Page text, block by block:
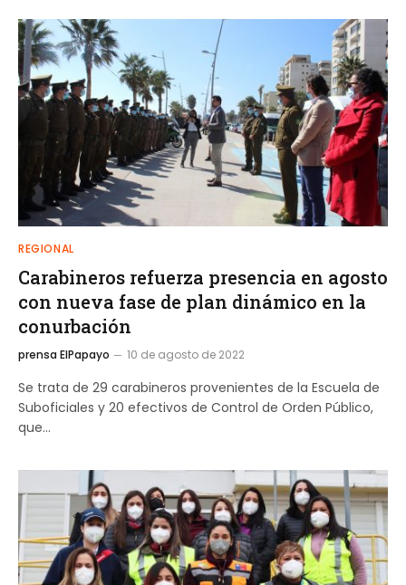
REGIONAL
Carabineros refuerza presencia en agosto
con nueva fase de plan dinámico en la
conurbación
prensa ElPapayo 10 de agosto de 2022
Se trata de 29 carabineros provenientes de la Escuela de
Suboficiales y 20 efectivos de Control de Orden Público,
que…